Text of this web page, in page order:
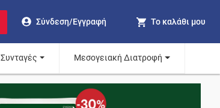
Σύνδεση/Εγγραφή Το καλάθι μου
Συνταγές Μεσογειακή Διατροφή